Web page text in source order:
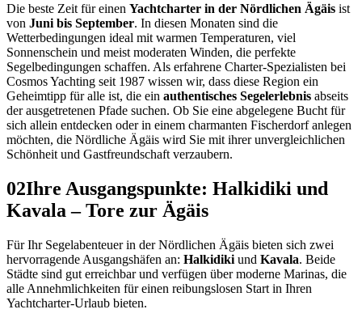
Die beste Zeit für einen Yachtcharter in der Nördlichen Ägäis ist
von Juni bis September. In diesen Monaten sind die
Wetterbedingungen ideal mit warmen Temperaturen, viel
Sonnenschein und meist moderaten Winden, die perfekte
Segelbedingungen schaffen. Als erfahrene Charter-Spezialisten bei
Cosmos Yachting seit 1987 wissen wir, dass diese Region ein
Geheimtipp für alle ist, die ein authentisches Segelerlebnis abseits
der ausgetretenen Pfade suchen. Ob Sie eine abgelegene Bucht für
sich allein entdecken oder in einem charmanten Fischerdorf anlegen
möchten, die Nördliche Ägäis wird Sie mit ihrer unvergleichlichen
Schönheit und Gastfreundschaft verzaubern.
02Ihre Ausgangspunkte: Halkidiki und
Kavala – Tore zur Ägäis
Für Ihr Segelabenteuer in der Nördlichen Ägäis bieten sich zwei
hervorragende Ausgangshäfen an: Halkidiki und Kavala. Beide
Städte sind gut erreichbar und verfügen über moderne Marinas, die
alle Annehmlichkeiten für einen reibungslosen Start in Ihren
Yachtcharter-Urlaub bieten.